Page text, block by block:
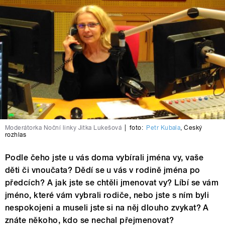
Moderátorka Noční linky Jitka Lukešová foto: Petr Kubala,Český
rozhlas
Podle čeho jste u vás doma vybírali jména vy, vaše
děti či vnoučata? Dědí se u vás v rodině jména po
předcích? A jak jste se chtěli jmenovat vy? Líbí se vám
jméno, které vám vybrali rodiče, nebo jste s ním byli
nespokojeni a museli jste si na něj dlouho zvykat? A
znáte někoho, kdo se nechal přejmenovat?